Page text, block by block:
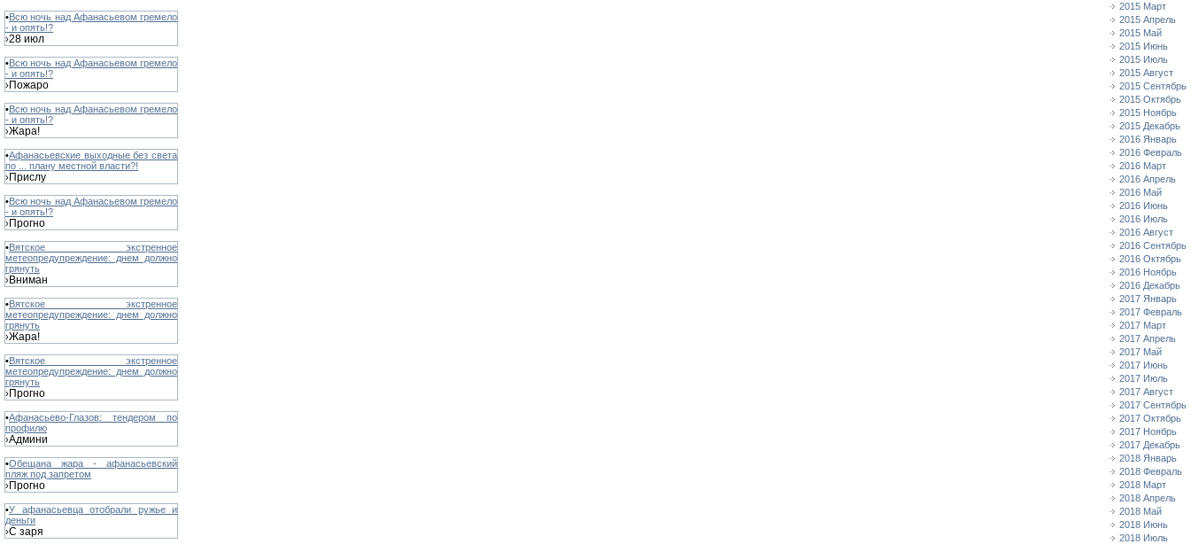
•Всю ночь над Афанасьевом гремело
- и опять!?
›28 июл
•Всю ночь над Афанасьевом гремело
- и опять!?
›Пожаро
•Всю ночь над Афанасьевом гремело
- и опять!?
›Жара!
•Афанасьевские выходные без света
по ... плану местной власти?!
›Прислу
•Всю ночь над Афанасьевом гремело
- и опять!?
›Прогно
•Вятское экстренное
метеопредупреждение: днем должно
грянуть
›Вниман
•Вятское экстренное
метеопредупреждение: днем должно
грянуть
›Жара!
•Вятское экстренное
метеопредупреждение: днем должно
грянуть
›Прогно
•Афанасьево-Глазов: тендером по
профилю
›Админи
•Обещана жара - афанасьевский
пляж под запретом
›Прогно
•У афанасьевца отобрали ружье и
деньги
›С заря
2015 Март
2015 Апрель
2015 Май
2015 Июнь
2015 Июль
2015 Август
2015 Сентябрь
2015 Октябрь
2015 Ноябрь
2015 Декабрь
2016 Январь
2016 Февраль
2016 Март
2016 Апрель
2016 Май
2016 Июнь
2016 Июль
2016 Август
2016 Сентябрь
2016 Октябрь
2016 Ноябрь
2016 Декабрь
2017 Январь
2017 Февраль
2017 Март
2017 Апрель
2017 Май
2017 Июнь
2017 Июль
2017 Август
2017 Сентябрь
2017 Октябрь
2017 Ноябрь
2017 Декабрь
2018 Январь
2018 Февраль
2018 Март
2018 Апрель
2018 Май
2018 Июнь
2018 Июль